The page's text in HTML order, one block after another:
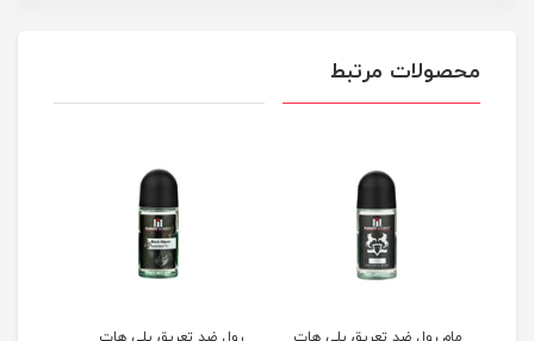
محصولات مرتبط